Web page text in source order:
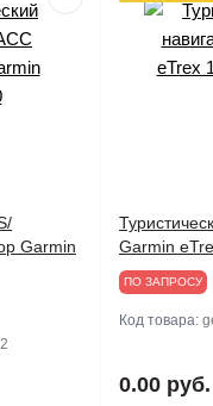
Garmin
Garmin
ПО ЗАПРОСУ
Код товара:
0.00 руб.